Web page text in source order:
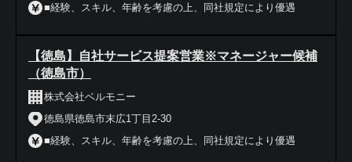
■経験、スキル、年齢を考慮の上、同社規定により優遇
【徳島】自社サービス提案営業※マネージャー候補
（徳島市）
株式会社ベルモニー
徳島県徳島市末広1丁目2-30
■経験、スキル、年齢を考慮の上、同社規定により優遇